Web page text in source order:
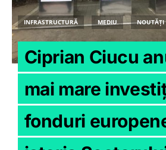
INFRASTRUCTURĂ MEDIU NOUTĂȚI
Ciprian Ciucu
mai mare
fonduri